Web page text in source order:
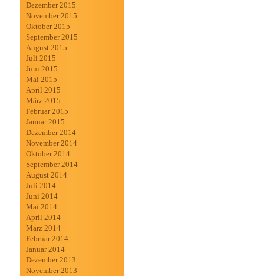
Dezember 2015
November 2015
Oktober 2015
September 2015
August 2015
Juli 2015
Juni 2015
Mai 2015
April 2015
März 2015
Februar 2015
Januar 2015
Dezember 2014
November 2014
Oktober 2014
September 2014
August 2014
Juli 2014
Juni 2014
Mai 2014
April 2014
März 2014
Februar 2014
Januar 2014
Dezember 2013
November 2013